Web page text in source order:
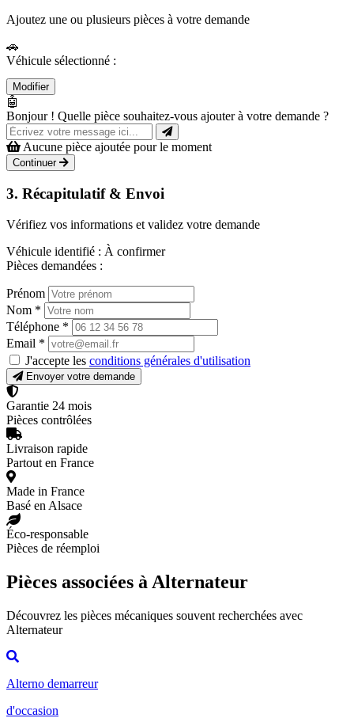
Ajoutez une ou plusieurs pièces à votre demande
🚗
Véhicule sélectionné :
Modifier
🤖
Bonjour ! Quelle pièce souhaitez-vous ajouter à votre demande ?
Aucune pièce ajoutée pour le moment
Continuer
3. Récapitulatif & Envoi
Vérifiez vos informations et validez votre demande
Véhicule identifié : À confirmer
Pièces demandées :
Prénom
Nom *
Téléphone *
Email *
J'accepte les conditions générales d'utilisation
Envoyer votre demande
Garantie 24 mois
Pièces contrôlées
Livraison rapide
Partout en France
Made in France
Basé en Alsace
Éco-responsable
Pièces de réemploi
Pièces associées à Alternateur
Découvrez les pièces mécaniques souvent recherchées avec
Alternateur
Alterno demarreur
d'occasion